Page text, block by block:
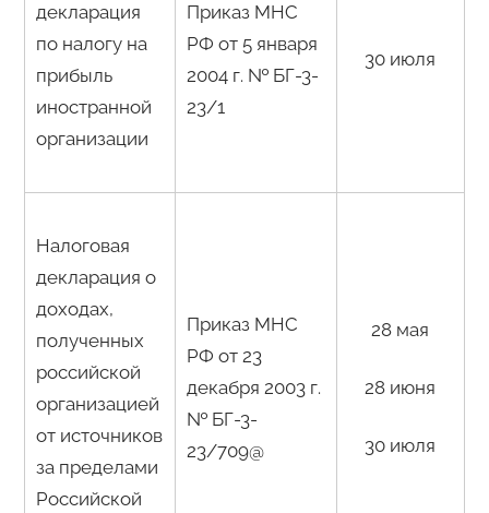
декларация
по налогу на
прибыль
иностранной
организации
Приказ МНС
РФ от 5 января
2004 г. № БГ-3-
23/1
30 июля
Налоговая
декларация о
доходах,
полученных
российской
организацией
от источников
за пределами
Российской
Приказ МНС
РФ от 23
декабря 2003 г.
№ БГ-3-
23/709@
28 мая
28 июня
30 июля